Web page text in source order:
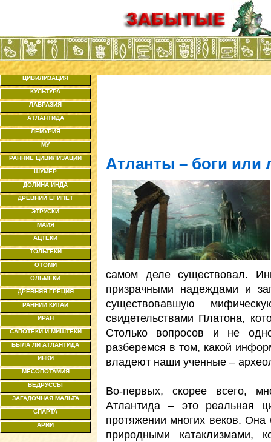
ЦИВИЛИЗАЦИЯ
КУЛЬТУРА
ЛАВРАЗИЯ
АТЛАНТИДА
ЛЕМУРИЯ
МУ
РАННИЕ ЦИВИЛИЗАЦИИ
ШУМЕР
ДОЛИНА ИНДА
ДРЕВНИЙ ЕГИПЕТ
ЭТРУСКИ
МАЙЯ
АЦТЕКИ
ТОЛЬТЕКИ
ОТОМИ
ОЛЬМЕКИ
ДРЕВНЯЯ ГРЕЦИЯ
РАННИЙ КИТАЙ
ИРАН
САПОТЕКИ И МИШТЕКИ
БЫЛА ЛИ АТЛАНТИДА
ИНКИ
МЕСОПОТАМИЯ
ВЕДРУССЫ
ЗАГАДОЧНАЯ МАЛЬТА
СПАРТА
АРИИ
Атланты – боги
самом деле существовал.
призрачными надеждами и
существовавшую
свидетельствами Платона,
Столько вопросов и не
разберемся в том, какой
владеют наши ученные –
Во-первых, скорее всего,
Атлантида – это реальная
протяжении многих веков.
природными катаклизмами,